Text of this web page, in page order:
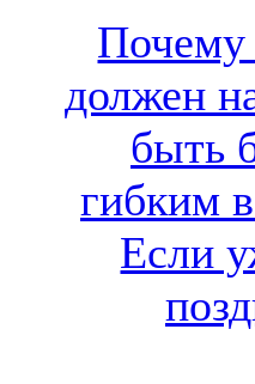
должен
быть
гибким
Если